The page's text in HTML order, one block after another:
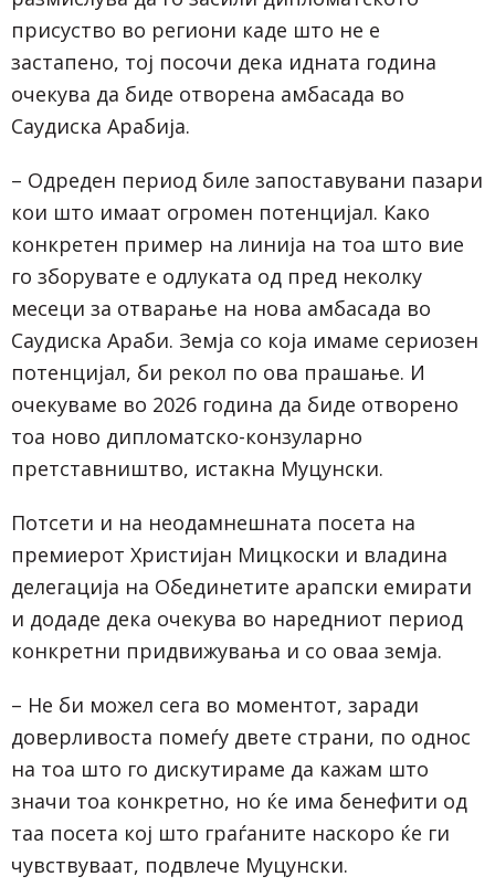
присуство во региони каде што не е
застапено, тој посочи дека идната година
очекува да биде отворена амбасада во
Саудиска Арабија.
– Одреден период биле запоставувани пазари
кои што имаат огромен потенцијал. Како
конкретен пример на линија на тоа што вие
го зборувате е одлуката од пред неколку
месеци за отварање на нова амбасада во
Саудиска Араби. Земја со која имаме сериозен
потенцијал, би рекол по ова прашање. И
очекуваме во 2026 година да биде отворено
тоа ново дипломатско-конзуларно
претставништво, истакна Муцунски.
Потсети и на неодамнешната посета на
премиерот Христијан Мицкоски и владина
делегација на Обединетите арапски емирати
и додаде дека очекува во наредниот период
конкретни придвижувања и со оваа земја.
– Не би можел сега во моментот, заради
доверливоста помеѓу двете страни, по однос
на тоа што го дискутираме да кажам што
значи тоа конкретно, но ќе има бенефити од
таа посета кој што граѓаните наскоро ќе ги
чувствуваат, подвлече Муцунски.